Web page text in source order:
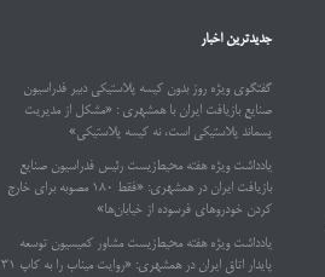
جدیدترین اخبار
گفتگوی ویژه روز بدون کیسه پلاستیکی دبیر فدراسیون
صنایع بازیافت ایران با همشهری : «مشکل از مدیریت
پسماند پلاستیکی است، نه کیسه پلاستیکی»
یادداشت ویژه هفته محیط‌زیست رئیس فدراسیون صنایع
بازیافت ایران در همشهری: «فقط ۱۸۰ مصوبه برای خارج
کردن خودروهای فرسوده از خیابان‌ها»
یادداشت ویژه هفته محیط‌زیست مشاور کمیسیون توسعه
پایدار اتاق ایران در همشهری: «روایت میناب را به کاپ ۳۱